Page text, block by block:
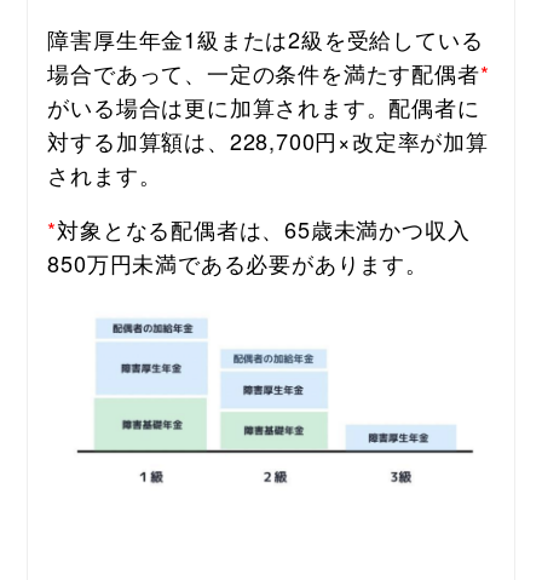
障害厚生年金1級または2級を受給している
場合であって、一定の条件を満たす配偶者*
がいる場合は更に加算されます。配偶者に
対する加算額は、228,700円×改定率が加算
されます。
*対象となる配偶者は、65歳未満かつ収入
850万円未満である必要があります。